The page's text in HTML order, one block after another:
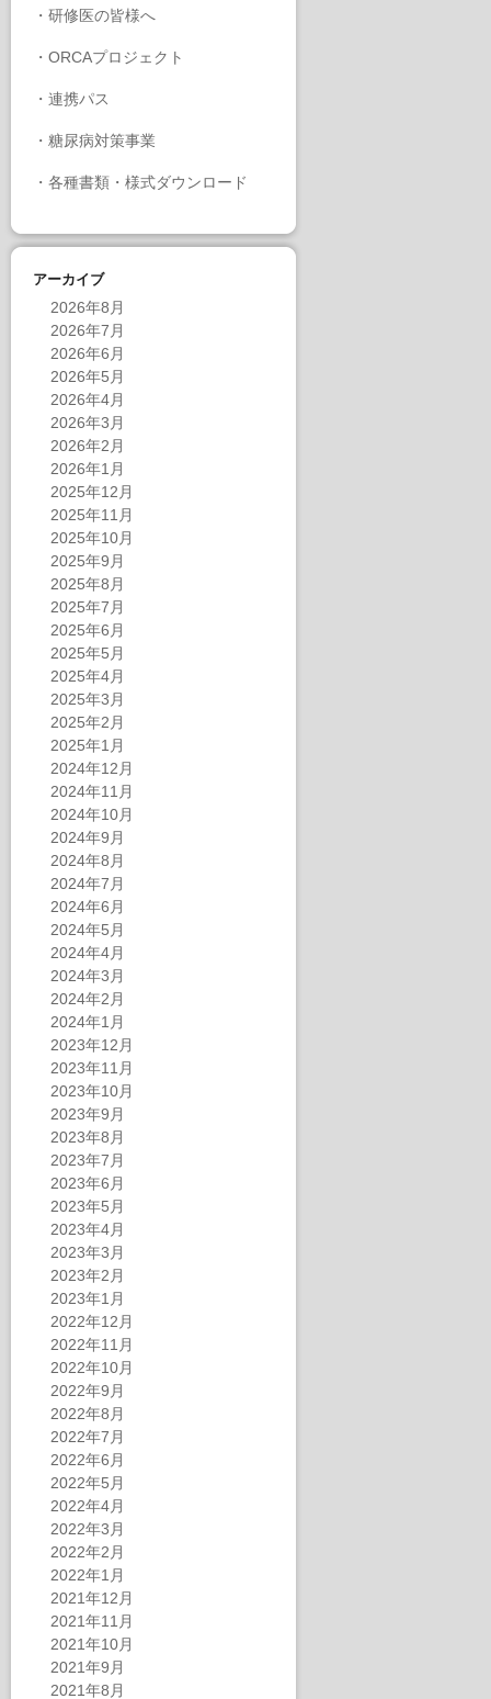
・ 研修医の皆様へ
・ ORCAプロジェクト
・ 連携パス
・ 糖尿病対策事業
・ 各種書類・様式ダウンロード
アーカイブ
2026年8月
2026年7月
2026年6月
2026年5月
2026年4月
2026年3月
2026年2月
2026年1月
2025年12月
2025年11月
2025年10月
2025年9月
2025年8月
2025年7月
2025年6月
2025年5月
2025年4月
2025年3月
2025年2月
2025年1月
2024年12月
2024年11月
2024年10月
2024年9月
2024年8月
2024年7月
2024年6月
2024年5月
2024年4月
2024年3月
2024年2月
2024年1月
2023年12月
2023年11月
2023年10月
2023年9月
2023年8月
2023年7月
2023年6月
2023年5月
2023年4月
2023年3月
2023年2月
2023年1月
2022年12月
2022年11月
2022年10月
2022年9月
2022年8月
2022年7月
2022年6月
2022年5月
2022年4月
2022年3月
2022年2月
2022年1月
2021年12月
2021年11月
2021年10月
2021年9月
2021年8月